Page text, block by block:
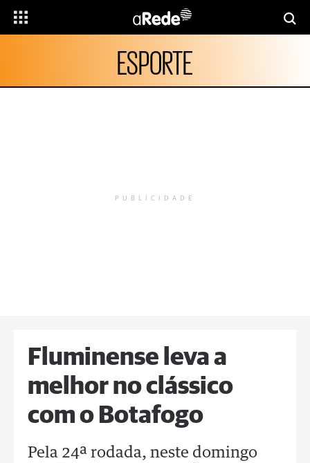
ESPORTE
PUBLICIDADE
Fluminense leva a
melhor no clássico
com o Botafogo
Pela 24ª rodada, neste domingo